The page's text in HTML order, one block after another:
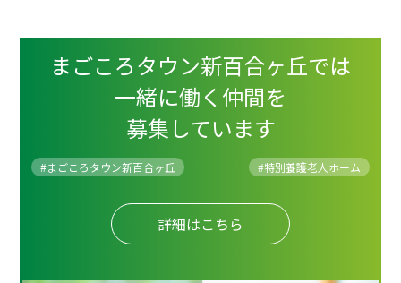
まごころタウン新百合ヶ丘では
一緒に働く仲間を
募集しています
#まごころタウン新百合ヶ丘 #特別養護老人ホーム
詳細はこちら